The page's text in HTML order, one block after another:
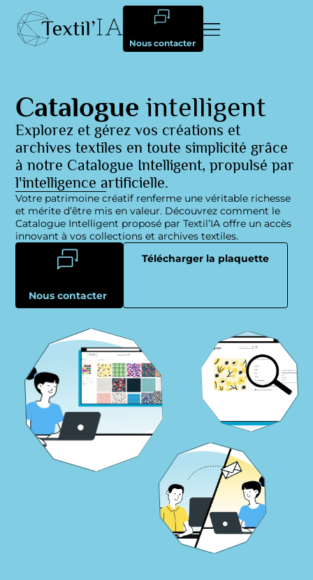
Nous contacter
Catalogue intelligent
Explorez et gérez vos créations et
archives textiles en toute simplicité grâce
à notre Catalogue Intelligent, propulsé par
l'intelligence artificielle.
Votre patrimoine créatif renferme une véritable richesse
et mérite d’être mis en valeur. Découvrez comment le
Catalogue Intelligent proposé par Textil’IA offre un accès
innovant à vos collections et archives textiles.
Nous contacter
Télécharger la plaquette